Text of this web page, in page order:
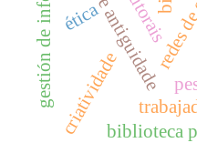
criatividadebiblioteca
ética